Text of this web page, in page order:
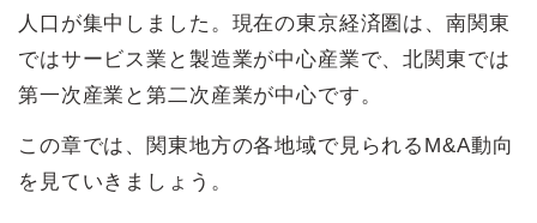
人口が集中しました。現在の東京経済圏は、南関東
ではサービス業と製造業が中心産業で、北関東では
第一次産業と第二次産業が中心です。
この章では、関東地方の各地域で見られるM&A動向
を見ていきましょう。